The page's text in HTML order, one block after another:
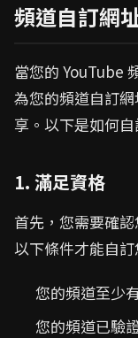
頻道自訂網
當您的 YouTube
為您的頻道自訂
享。以下是如何
1. 滿足資格
首先，您需要確
以下條件才能自訂
您的頻道至少
您的頻道已驗